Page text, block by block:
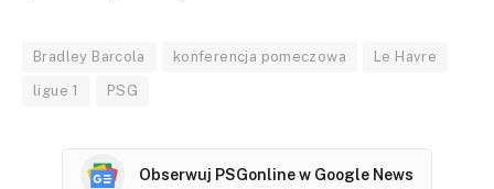
Bradley Barcola konferencja pomeczowa Le Havre
ligue 1 PSG
Obserwuj PSGonline w Google News